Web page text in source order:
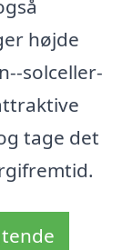
højde
solceller-
tage det